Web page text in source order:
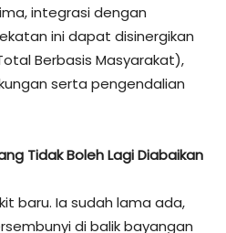
integrasi dengan
ini dapat disinergikan
Berbasis Masyarakat),
serta pengendalian
Tidak Boleh Lagi Diabaikan
baru. Ia sudah lama ada,
di balik bayangan